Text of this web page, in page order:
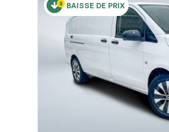
BAISSE DE PRIX